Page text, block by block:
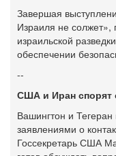
Завершая
Израиля не солжет»,
израильской
обеспечении
--
США и Иран спорят
Вашингтон и
заявлениями о
Госсекретарь США